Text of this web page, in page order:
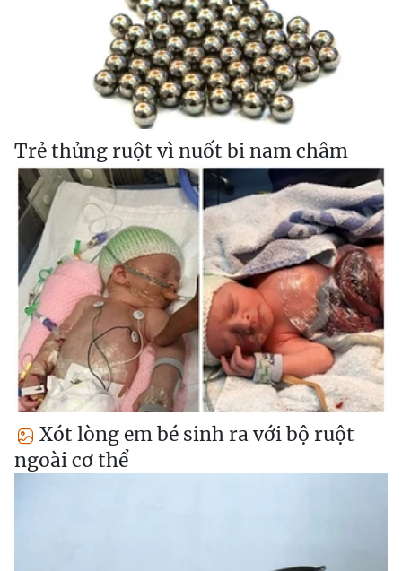
Trẻ thủng ruột vì nuốt bi nam châm
Xót lòng em bé sinh ra với bộ ruột
ngoài cơ thể